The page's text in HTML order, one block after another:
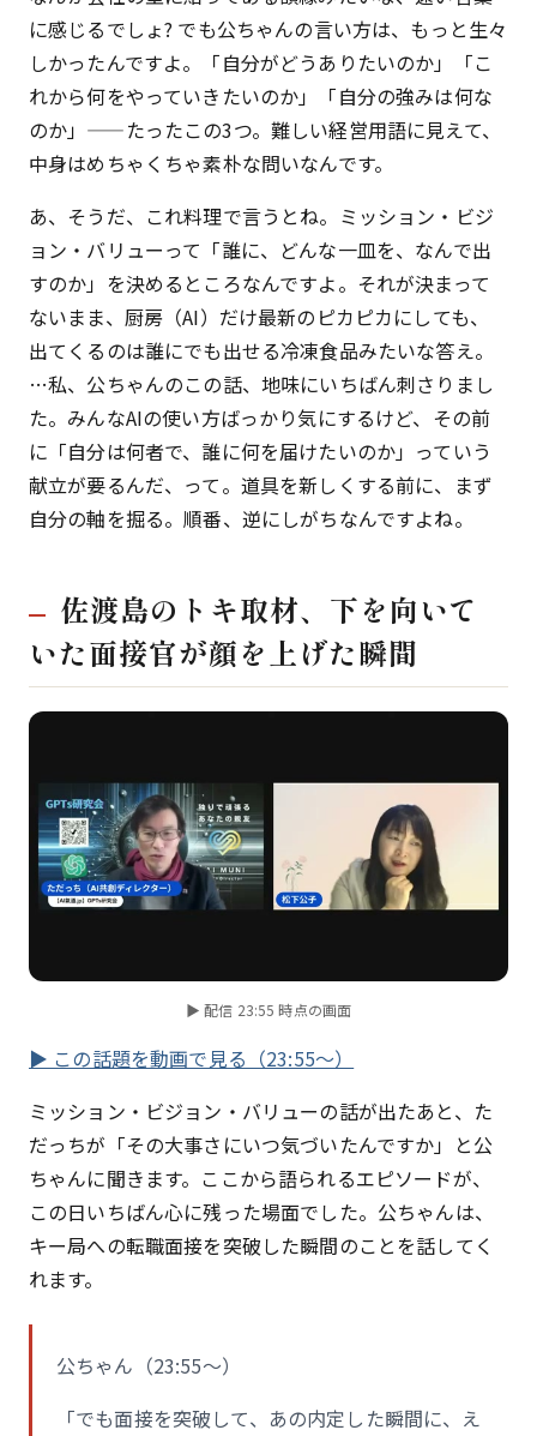
に感じるでしょ? でも公ちゃんの言い方は、もっと生々
しかったんですよ。「自分がどうありたいのか」「こ
れから何をやっていきたいのか」「自分の強みは何な
のか」——たったこの3つ。難しい経営用語に見えて、
中身はめちゃくちゃ素朴な問いなんです。
あ、そうだ、これ料理で言うとね。ミッション・ビジ
ョン・バリューって「誰に、どんな一皿を、なんで出
すのか」を決めるところなんですよ。それが決まって
ないまま、厨房（AI）だけ最新のピカピカにしても、
出てくるのは誰にでも出せる冷凍食品みたいな答え。
…私、公ちゃんのこの話、地味にいちばん刺さりまし
た。みんなAIの使い方ばっかり気にするけど、その前
に「自分は何者で、誰に何を届けたいのか」っていう
献立が要るんだ、って。道具を新しくする前に、まず
自分の軸を掘る。順番、逆にしがちなんですよね。
佐渡島のトキ取材、下を向いて
いた面接官が顔を上げた瞬間
▶ 配信 23:55 時点の画面
▶ この話題を動画で見る（23:55〜）
ミッション・ビジョン・バリューの話が出たあと、た
だっちが「その大事さにいつ気づいたんですか」と公
ちゃんに聞きます。ここから語られるエピソードが、
この日いちばん心に残った場面でした。公ちゃんは、
キー局への転職面接を突破した瞬間のことを話してく
れます。
公ちゃん（23:55〜）
「でも面接を突破して、あの内定した瞬間に、え